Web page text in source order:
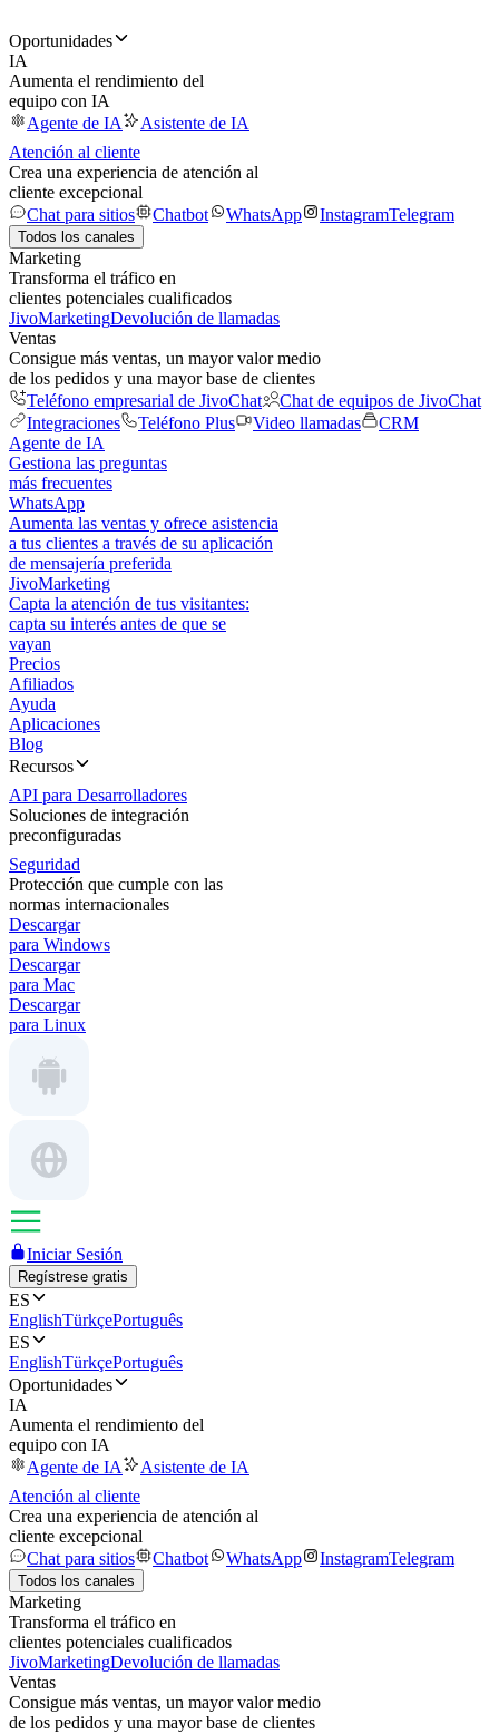
Oportunidades
IA
Aumenta el rendimiento del
equipo con IA
Agente de IA
Asistente de IA
Atención al cliente
Crea una experiencia de atención al
cliente excepcional
Chat para sitios
Chatbot WhatsApp InstagramTelegram
Todos los canales
Marketing
Transforma el tráfico en
clientes potenciales cualificados
JivoMarketingDevolución de llamadas
Ventas
Consigue más ventas, un mayor valor medio
de los pedidos y una mayor base de clientes
Teléfono empresarial de JivoChat
Chat de equipos de JivoChat
Integraciones
Teléfono Plus Video llamadas
CRM
Agente de IA
Gestiona las preguntas
más frecuentes
WhatsApp
Aumenta las ventas y ofrece asistencia
a tus clientes a través de su aplicación
de mensajería preferida
JivoMarketing
Capta la atención de tus visitantes:
capta su interés antes de que se
vayan
Precios
Afiliados
Ayuda
Aplicaciones
Blog
Recursos
API para Desarrolladores
Soluciones de integración
preconfiguradas
Seguridad
Protección que cumple con las
normas internacionales
Descargar
para Windows
Descargar
para Mac
Descargar
para Linux
Iniciar Sesión
Regístrese gratis
ES
EnglishTürkçePortuguês
ES
EnglishTürkçePortuguês
Oportunidades
IA
Aumenta el rendimiento del
equipo con IA
Agente de IA
Asistente de IA
Atención al cliente
Crea una experiencia de atención al
cliente excepcional
Chat para sitios
Chatbot WhatsApp InstagramTelegram
Todos los canales
Marketing
Transforma el tráfico en
clientes potenciales cualificados
JivoMarketingDevolución de llamadas
Ventas
Consigue más ventas, un mayor valor medio
de los pedidos y una mayor base de clientes